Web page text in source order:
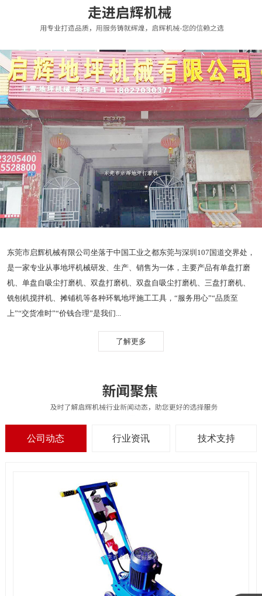
东莞市启辉机械有限公司坐落于中国工业之都东莞与深圳107国道交界处，
是一家专业从事地坪机械研发、生产、销售为一体，主要产品有单盘打磨
机、单盘自吸尘打磨机、双盘打磨机、双盘自吸尘打磨机、三盘打磨机、
铣刨机搅拌机、摊铺机等各种环氧地坪施工工具，“服务用心”“品质至
上”“交货准时”“价钱合理”是我们...
了解更多
公司动态 行业资讯 技术支持